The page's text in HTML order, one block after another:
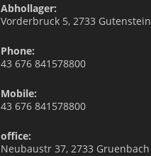
Abhollager:
Vorderbruck 5, 2733 Gutenstein
Phone:
43 676 841578800
Mobile:
43 676 841578800
office:
Neubaustr 37, 2733 Gruenbach